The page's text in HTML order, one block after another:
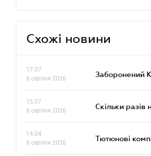
Схожі новини
17.07
6 серпня 2026
Заборонений
15.07
6 серпня 2026
Скільки разів
14.04
6 серпня 2026
Тютюнові